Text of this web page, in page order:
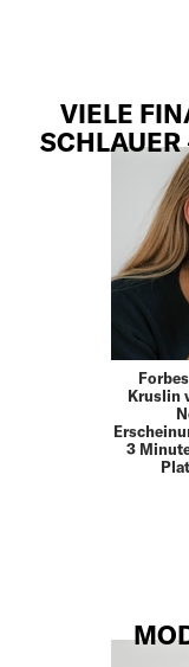
VIELE
Kruslin
3